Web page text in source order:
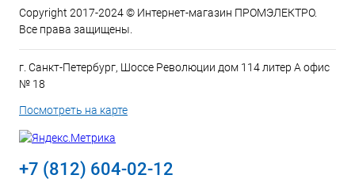
Copyright 2017-2024 © Интернет-магазин ПРОМЭЛЕКТРО.
Все права защищены.
г. Санкт-Петербург, Шоссе Революции дом 114 литер А офис
№ 18
Посмотреть на карте
+7 (812) 604-02-12